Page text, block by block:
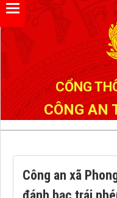
CỔNG
CÔNG AN
Công an xã